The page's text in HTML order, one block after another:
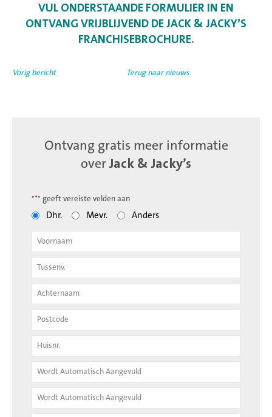
VUL ONDERSTAANDE FORMULIER IN EN
ONTVANG VRIJBLIJVEND DE JACK & JACKY’S
FRANCHISEBROCHURE.
Vorig bericht Terug naar nieuws
Ontvang gratis meer informatie
over Jack & Jacky’s
"*" geeft vereiste velden aan
Dhr. Mevr. Anders